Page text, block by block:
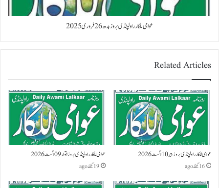
عوامی للکار راولپنڈی بروز بدھ 26 فروری 2025
Related Articles
عوامی للکار راولپنڈی بروز پیر 10 اگست 2026
16 گھنٹے ago
عوامی للکار راولپنڈی بروز اتوار 09 اگست 2026
19 گھنٹے ago